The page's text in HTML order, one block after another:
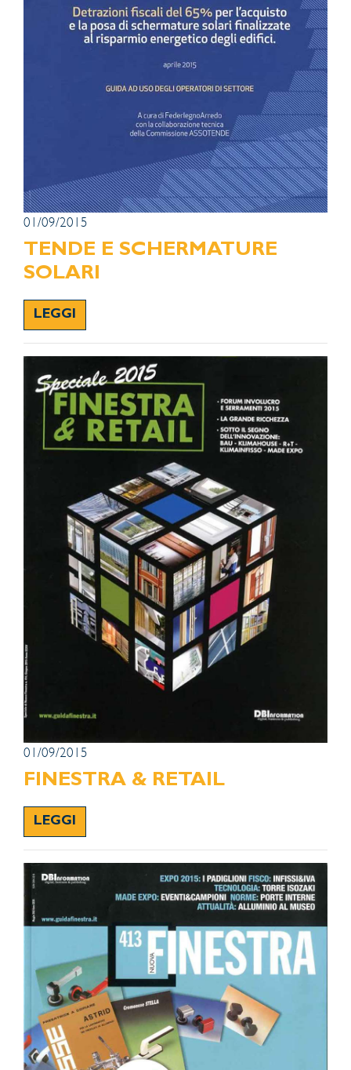
01/09/2015
TENDE E SCHERMATURE
SOLARI
LEGGI
01/09/2015
FINESTRA & RETAIL
LEGGI